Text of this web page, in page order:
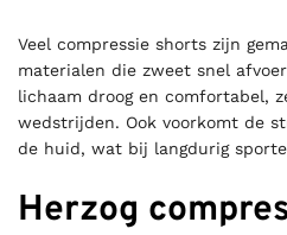
Veel compressie shorts zijn
materialen die zweet snel
lichaam droog en comfortabel,
wedstrijden. Ook voorkomt de
de huid, wat bij langdurig
Herzog